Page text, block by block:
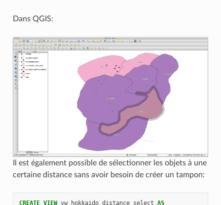
Dans QGIS:
Il est également possible de sélectionner les objets à une
certaine distance sans avoir besoin de créer un tampon:
CREATE VIEW vw_hokkaido_distance_select AS